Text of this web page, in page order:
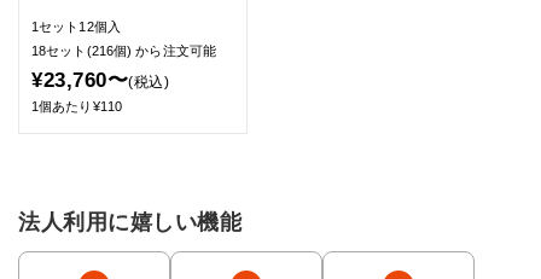
1セット12個入
18セット(216個)から注文可能
¥23,760〜(税込)
1個あたり¥110
法人利用に嬉しい機能